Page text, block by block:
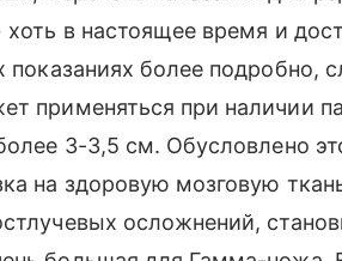
в настоящее время и
показаниях более подробно,
применяться при наличии
3-3,5 см. Обусловлено
на здоровую мозговую
осложнений,